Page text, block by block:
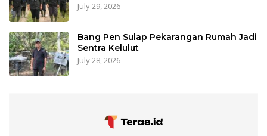
July 29, 2026
Bang Pen Sulap Pekarangan Rumah Jadi
Sentra Kelulut
July 28, 2026